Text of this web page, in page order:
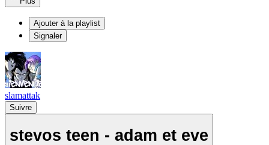
Ajouter à la playlist
Signaler
slamattak
Suivre
stevos teen - adam et eve